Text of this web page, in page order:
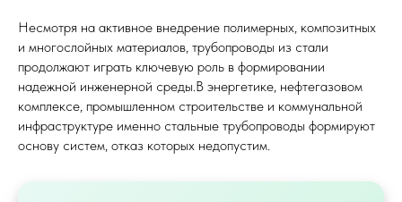
Несмотря на активное внедрение полимерных, композитных
и многослойных материалов, трубопроводы из стали
продолжают играть ключевую роль в формировании
надежной инженерной среды.В энергетике, нефтегазовом
комплексе, промышленном строительстве и коммунальной
инфраструктуре именно стальные трубопроводы формируют
основу систем, отказ которых недопустим.